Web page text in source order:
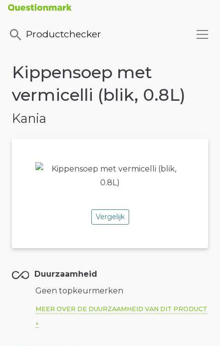
Productchecker
Kippensoep met
vermicelli (blik, 0.8L)
Kania
Vergelijk
Duurzaamheid
Geen topkeurmerken
MEER OVER DE DUURZAAMHEID VAN DIT PRODUCT